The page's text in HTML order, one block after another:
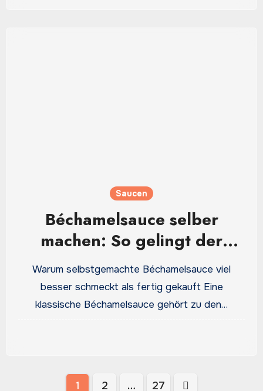
Saucen
Béchamelsauce selber
machen: So gelingt der
cremige Klassiker
Warum selbstgemachte Béchamelsauce viel
besser schmeckt als fertig gekauft Eine
klassische Béchamelsauce gehört zu den…
Seitennummerierung
1 2 … 27